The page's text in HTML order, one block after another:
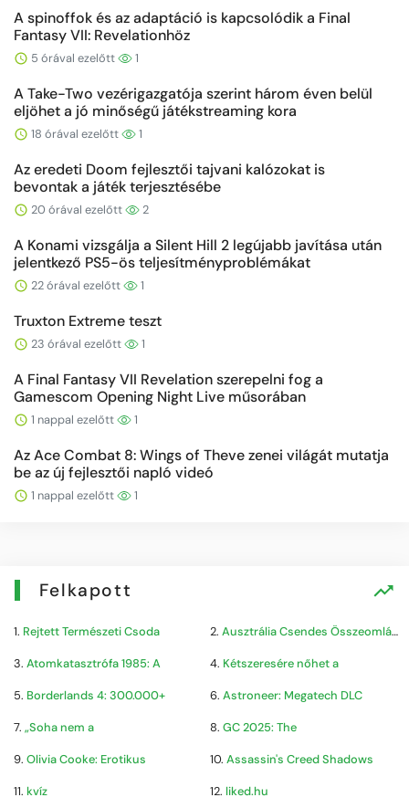
A spinoffok és az adaptáció is kapcsolódik a Final
Fantasy VII: Revelationhöz
5 órával ezelőtt 1
A Take-Two vezérigazgatója szerint három éven belül
eljöhet a jó minőségű játékstreaming kora
18 órával ezelőtt 1
Az eredeti Doom fejlesztői tajvani kalózokat is
bevontak a játék terjesztésébe
20 órával ezelőtt 2
A Konami vizsgálja a Silent Hill 2 legújabb javítása után
jelentkező PS5-ös teljesítményproblémákat
22 órával ezelőtt 1
Truxton Extreme teszt
23 órával ezelőtt 1
A Final Fantasy VII Revelation szerepelni fog a
Gamescom Opening Night Live műsorában
1 nappal ezelőtt 1
Az Ace Combat 8: Wings of Theve zenei világát mutatja
be az új fejlesztői napló videó
1 nappal ezelőtt 1
Felkapott
1. Rejtett Természeti Csoda 2. Ausztrália Csendes Összeomlása
3. Atomkatasztrófa 1985: A 4. Kétszeresére nőhet a
5. Borderlands 4: 300.000+ 6. Astroneer: Megatech DLC
7. „Soha nem a 8. GC 2025: The
9. Olivia Cooke: Erotikus 10. Assassin's Creed Shadows
11. kvíz 12. liked.hu